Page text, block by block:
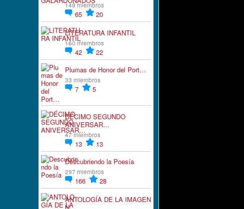
149 miembros
65
20
LITERATURA INFANTIL
160 miembros
42
22
Plumas de Honor del Port…
33 miembros
7 5
DÉCIMO SEGUNDO
ANIVERSAR…
47 miembros
13
13
Descubriendo la Poesía
297 miembros
166
28
ANTOLOGÍA DE LA IMAGEN
N…